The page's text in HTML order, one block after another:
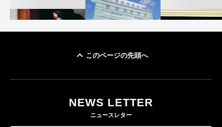
ケットなど7型を発売
FASHION
このページの先頭へ
NEWS LETTER
ニュースレター